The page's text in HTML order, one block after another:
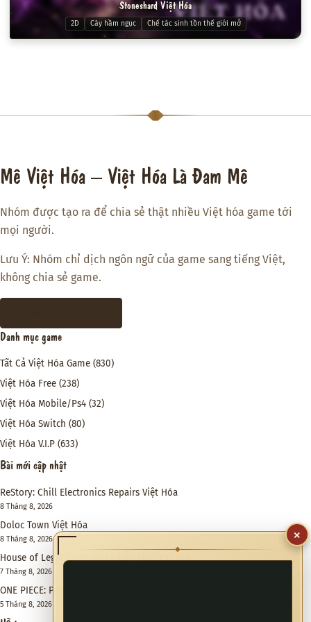
Stoneshard Việt Hóa
2D Cày hầm ngục Chế tác sinh tồn thế giới mở
Mê Việt Hóa – Việt Hóa Là Đam Mê
Nhóm được tạo ra để chia sẻ thật nhiều Việt hóa game tới
mọi người.
Lưu Ý: Nhóm chỉ dịch ngôn ngữ của game sang tiếng Việt,
không chia sẻ game.
Danh mục game
Tất Cả Việt Hóa Game (830)
Việt Hóa Free (238)
Việt Hóa Mobile/Ps4 (32)
Việt Hóa Switch (80)
Việt Hóa V.I.P (633)
Bài mới cập nhật
ReStory: Chill Electronics Repairs Việt Hóa
8 Tháng 8, 2026
Doloc Town Việt Hóa
8 Tháng 8, 2026
House of Legacy Việt Hóa – Hào Môn Thế Gia
7 Tháng 8, 2026
ONE PIECE: PIRATE WARRIORS 4 Việt Hóa
5 Tháng 8, 2026
×
◆